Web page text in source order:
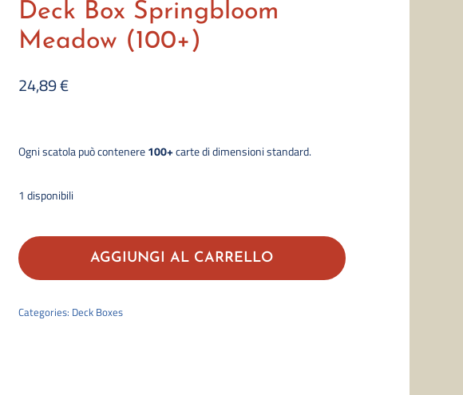
Deck Box Springbloom
Meadow (100+)
24,89€
Ogni scatola può contenere100+carte di dimensioni standard.
1 disponibili
Guard
Sidewinder
AGGIUNGI AL CARRELLO
Categories: Deck Boxes